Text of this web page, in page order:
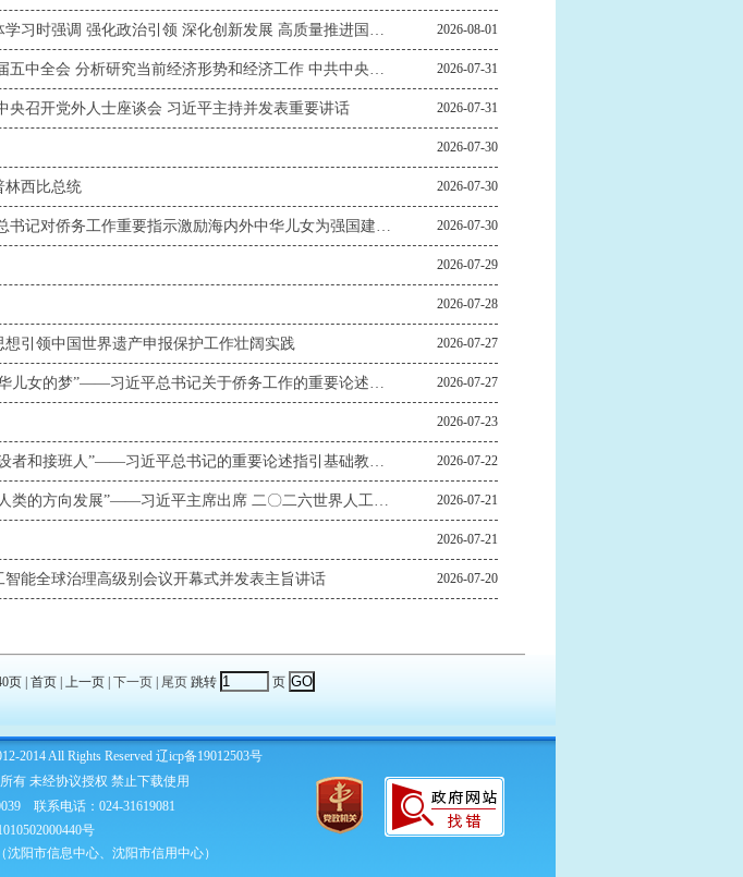
习近平在中共中央政治局第二十七次集体学习时强调 强化政治引领 深化创新发展 高质量推进国防和军队现代化 2026-08-01
中共中央政治局召开会议 决定召开二十届五中全会 分析研究当前经济形势和经济工作 中共中央总书记习近平主持会议 2026-07-31
央召开党外人士座谈会 习近平主持并发表重要讲话 2026-07-31
2026-07-30
林西比总统 2026-07-30
厚植家国情怀 携手筑梦前行——习近平总书记对侨务工作重要指示激励海内外中华儿女为强国建设、民族复兴伟业团结奋斗 2026-07-30
2026-07-29
2026-07-28
引领中国世界遗产申报保护工作壮阔实践 2026-07-27
“中国梦是国家梦、民族梦，也是每个中华儿女的梦”——习近平总书记关于侨务工作的重要论述凝聚共同致力民族复兴的强大力量 2026-07-27
2026-07-23
“培养德智体美劳全面发展的社会主义建设者和接班人”——习近平总书记的重要论述指引基础教育改革发展开创新局面 2026-07-22
“促进全球人工智能朝着向上向善、造福人类的方向发展”——习近平主席出席 二〇二六世界人工智能大会暨人工智能全球治理高级别会议系列活动纪实 2026-07-21
2026-07-21
能全球治理高级别会议开幕式并发表主旨讲话 2026-07-20
页 | 首页 | 上一页 | 下一页| 尾页跳转 页
2014 All Rights Reserved 辽icp备19012503号
有 未经协议授权 禁止下载使用
联系电话：024-31619081
号
阳市信息中心、沈阳市信用中心）